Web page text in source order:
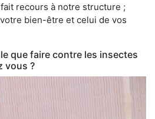
recours à notre structure ;
bien-être et celui de vos
que faire contre les insectes
vous ?